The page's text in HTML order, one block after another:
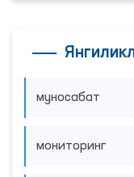
муносабат
мониторинг